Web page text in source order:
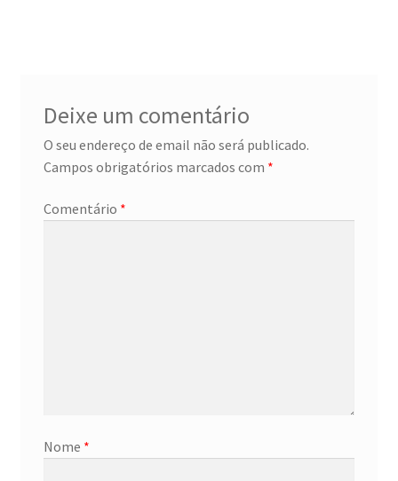
Deixe um comentário
O seu endereço de email não será publicado.
Campos obrigatórios marcados com *
Comentário *
Nome *